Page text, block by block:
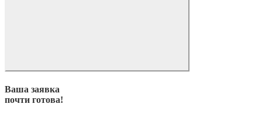
Ваша заявка
почти готова!